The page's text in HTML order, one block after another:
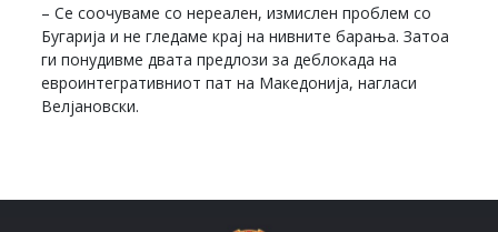
– Се соочуваме со нереален, измислен проблем со
Бугарија и не гледаме крај на нивните барања. Затоа
ги понудивме двата предлози за деблокада на
евроинтегративниот пат на Македонија, нагласи
Велјановски.